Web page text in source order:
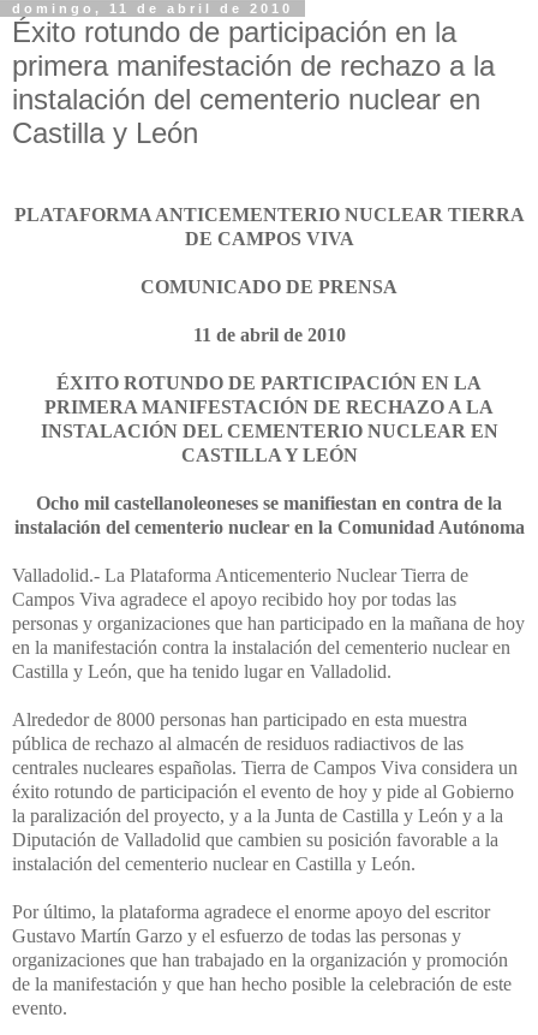
domingo, 11 de abril de 2010
Éxito rotundo de participación en la
primera manifestación de rechazo a la
instalación del cementerio nuclear en
Castilla y León
PLATAFORMA ANTICEMENTERIO NUCLEAR TIERRA
DE CAMPOS VIVA
COMUNICADO DE PRENSA
11 de abril de 2010
ÉXITO ROTUNDO DE PARTICIPACIÓN EN LA
PRIMERA MANIFESTACIÓN DE RECHAZO A LA
INSTALACIÓN DEL CEMENTERIO NUCLEAR EN
CASTILLA Y LEÓN
Ocho mil castellanoleoneses se manifiestan en contra de la
instalación del cementerio nuclear en la Comunidad Autónoma
Valladolid.- La Plataforma Anticementerio Nuclear Tierra de
Campos Viva agradece el apoyo recibido hoy por todas las
personas y organizaciones que han participado en la mañana de hoy
en la manifestación contra la instalación del cementerio nuclear en
Castilla y León, que ha tenido lugar en Valladolid.
Alrededor de 8000 personas han participado en esta muestra
pública de rechazo al almacén de residuos radiactivos de las
centrales nucleares españolas. Tierra de Campos Viva considera un
éxito rotundo de participación el evento de hoy y pide al Gobierno
la paralización del proyecto, y a la Junta de Castilla y León y a la
Diputación de Valladolid que cambien su posición favorable a la
instalación del cementerio nuclear en Castilla y León.
Por último, la plataforma agradece el enorme apoyo del escritor
Gustavo Martín Garzo y el esfuerzo de todas las personas y
organizaciones que han trabajado en la organización y promoción
de la manifestación y que han hecho posible la celebración de este
evento.